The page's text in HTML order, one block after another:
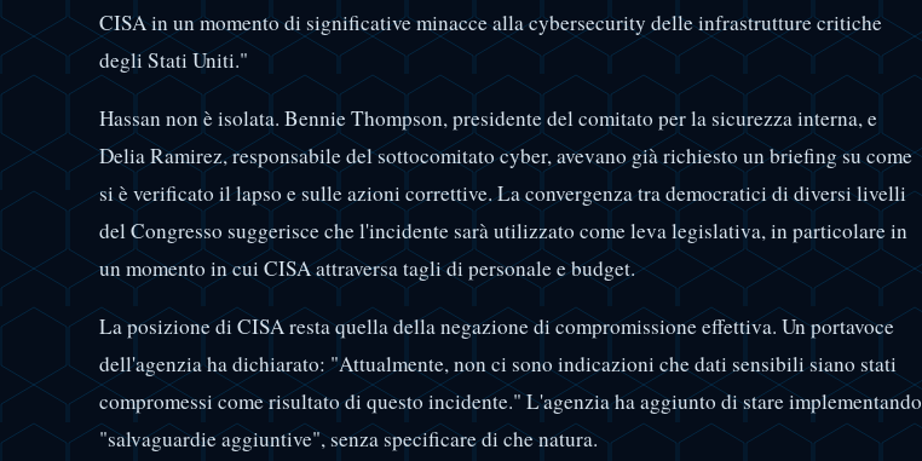
CISA in un momento di significative minacce alla cybersecurity delle infrastrutture critiche
degli Stati Uniti."
Hassan non è isolata. Bennie Thompson, presidente del comitato per la sicurezza interna, e
Delia Ramirez, responsabile del sottocomitato cyber, avevano già richiesto un briefing su come
si è verificato il lapso e sulle azioni correttive. La convergenza tra democratici di diversi livelli
del Congresso suggerisce che l'incidente sarà utilizzato come leva legislativa, in particolare in
un momento in cui CISA attraversa tagli di personale e budget.
La posizione di CISA resta quella della negazione di compromissione effettiva. Un portavoce
dell'agenzia ha dichiarato: "Attualmente, non ci sono indicazioni che dati sensibili siano stati
compromessi come risultato di questo incidente." L'agenzia ha aggiunto di stare implementando
"salvaguardie aggiuntive", senza specificare di che natura.